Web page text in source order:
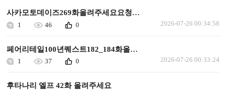
사카모토데이즈269화올려주세요요청합니다
1 46 0 2026-07-26 00:34:58
페어리테일100년퀘스트182_184화올려주세요요청합니다
1 37 0 2026-07-26 00:33:24
후타나리 엘프 42화 올려주세요